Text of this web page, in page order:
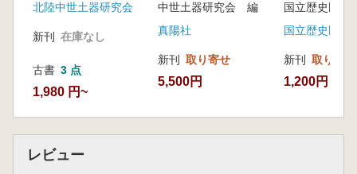
北陸中世土器研究会
新刊 在庫なし
古書 3 点
1,980 円~
中世土器研究会 編
真陽社
新刊 取り寄せ
5,500円
新刊 取り寄せ
1,200円
レビュー